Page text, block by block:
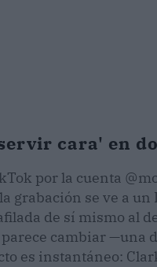
cara' en
por la cuenta
grabación se ve a
de sí mismo al
cambiar —una
es instantáneo: